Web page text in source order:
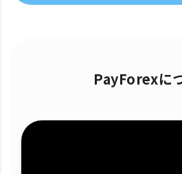
PayForexに